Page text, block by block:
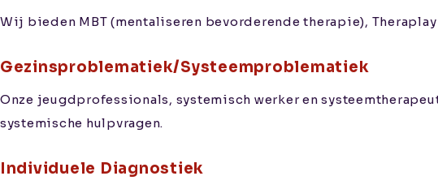
Wij bieden MBT (mentaliseren bevorderende therapie),
Gezinsproblematiek/Systeemproblematiek
Onze jeugdprofessionals, systemisch werker en
systemische hulpvragen.
Individuele Diagnostiek